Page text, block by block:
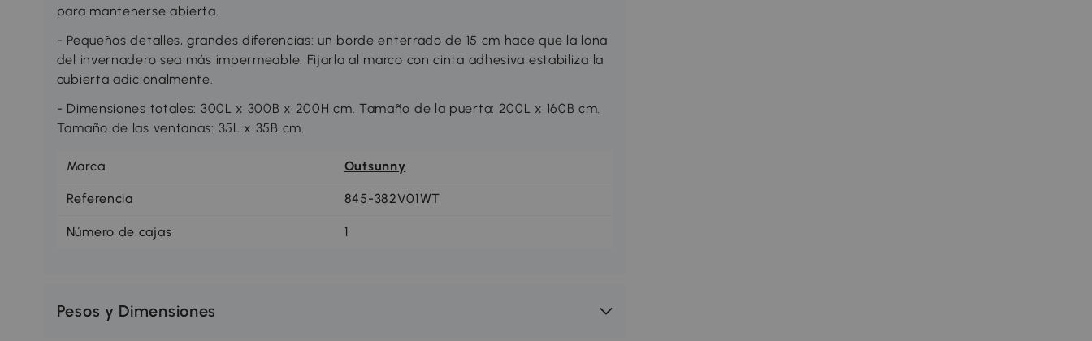
para mantenerse abierta.
- Pequeños detalles, grandes diferencias: un borde enterrado de 15 cm hace que la lona
del invernadero sea más impermeable. Fijarla al marco con cinta adhesiva estabiliza la
cubierta adicionalmente.
- Dimensiones totales: 300L x 300B x 200H cm. Tamaño de la puerta: 200L x 160B cm.
Tamaño de las ventanas: 35L x 35B cm.
Marca Outsunny
Referencia 845-382V01WT
Número de cajas 1
Pesos y Dimensiones